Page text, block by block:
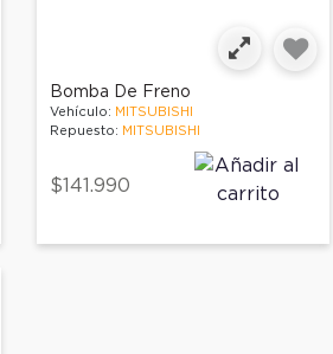
Bomba De Freno
Vehículo: MITSUBISHI
Repuesto: MITSUBISHI
$141.990